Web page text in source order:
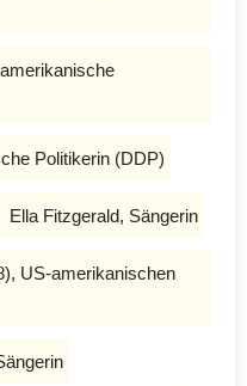
amerikanische
Politikerin (DDP)
Ella Fitzgerald, Sängerin
US-amerikanischen